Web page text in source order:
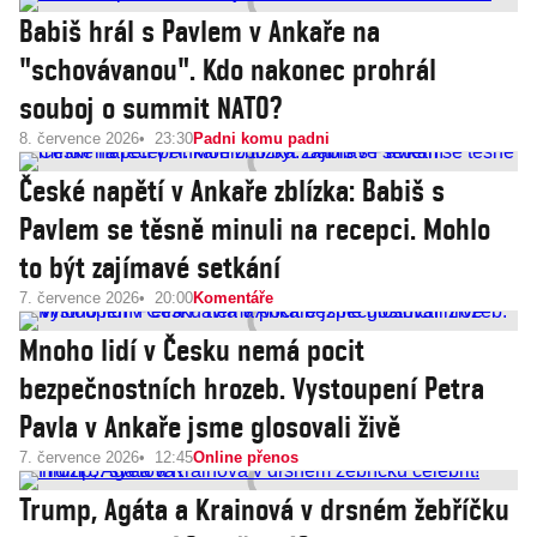
Babiš hrál s Pavlem v Ankaře na
"schovávanou". Kdo nakonec prohrál
souboj o summit NATO?
8. července 2026 23:30Padni komu padni
České napětí v Ankaře zblízka: Babiš s
Pavlem se těsně minuli na recepci. Mohlo
to být zajímavé setkání
7. července 2026 20:00Komentáře
Mnoho lidí v Česku nemá pocit
bezpečnostních hrozeb. Vystoupení Petra
Pavla v Ankaře jsme glosovali živě
7. července 2026 12:45Online přenos
Trump, Agáta a Krainová v drsném žebříčku